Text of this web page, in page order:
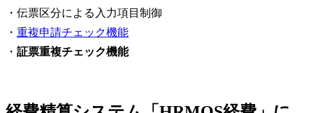
・伝票区分による入力項目制御
・ 重複申請チェック機能
・ 証票重複チェック機能